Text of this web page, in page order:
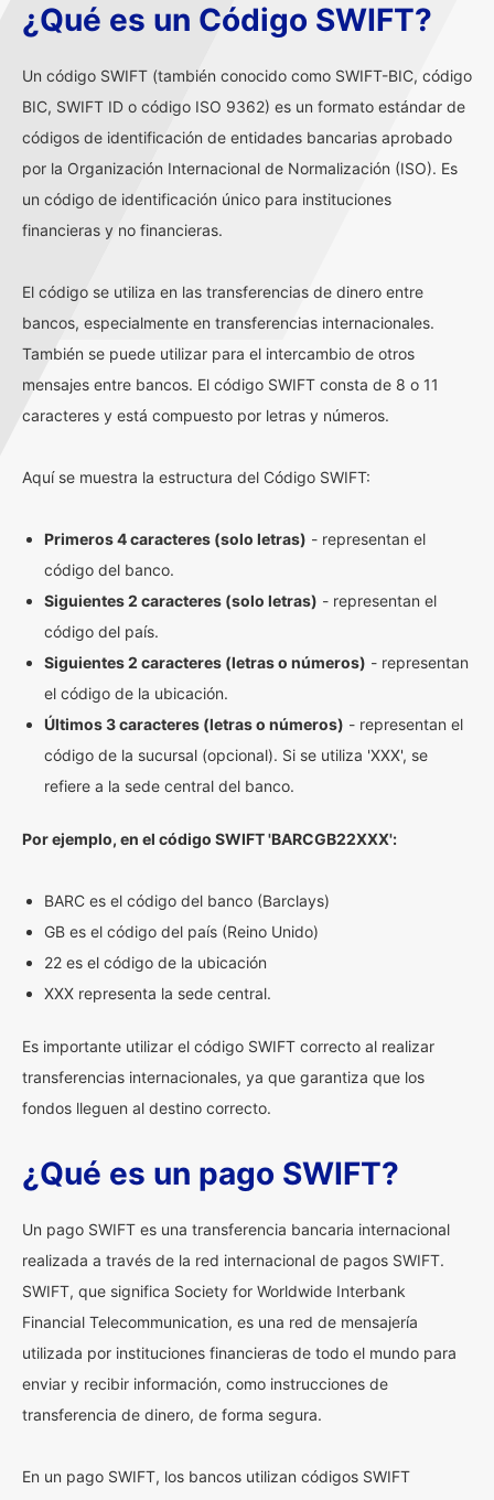
¿Qué es un Código SWIFT?
Un código SWIFT (también conocido como SWIFT-BIC, código
BIC, SWIFT ID o código ISO 9362) es un formato estándar de
códigos de identificación de entidades bancarias aprobado
por la Organización Internacional de Normalización (ISO). Es
un código de identificación único para instituciones
financieras y no financieras.
El código se utiliza en las transferencias de dinero entre
bancos, especialmente en transferencias internacionales.
También se puede utilizar para el intercambio de otros
mensajes entre bancos. El código SWIFT consta de 8 o 11
caracteres y está compuesto por letras y números.
Aquí se muestra la estructura del Código SWIFT:
Primeros 4 caracteres (solo letras) - representan el
código del banco.
Siguientes 2 caracteres (solo letras) - representan el
código del país.
Siguientes 2 caracteres (letras o números) - representan
el código de la ubicación.
Últimos 3 caracteres (letras o números) - representan el
código de la sucursal (opcional). Si se utiliza 'XXX', se
refiere a la sede central del banco.
Por ejemplo, en el código SWIFT 'BARCGB22XXX':
BARC es el código del banco (Barclays)
GB es el código del país (Reino Unido)
22 es el código de la ubicación
XXX representa la sede central.
Es importante utilizar el código SWIFT correcto al realizar
transferencias internacionales, ya que garantiza que los
fondos lleguen al destino correcto.
¿Qué es un pago SWIFT?
Un pago SWIFT es una transferencia bancaria internacional
realizada a través de la red internacional de pagos SWIFT.
SWIFT, que significa Society for Worldwide Interbank
Financial Telecommunication, es una red de mensajería
utilizada por instituciones financieras de todo el mundo para
enviar y recibir información, como instrucciones de
transferencia de dinero, de forma segura.
En un pago SWIFT, los bancos utilizan códigos SWIFT